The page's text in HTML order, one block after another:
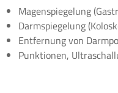
Magenspiegelung
Darmspiegelung
Entfernung von
Punktionen,